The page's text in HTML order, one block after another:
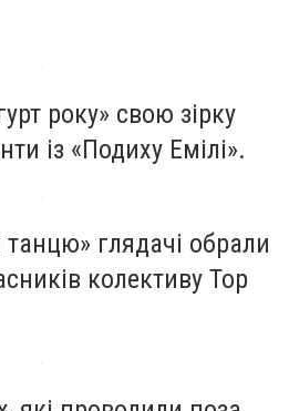
року» свою зірку
із «Подиху Емілі».
танцю» глядачі обрали
колективу Top